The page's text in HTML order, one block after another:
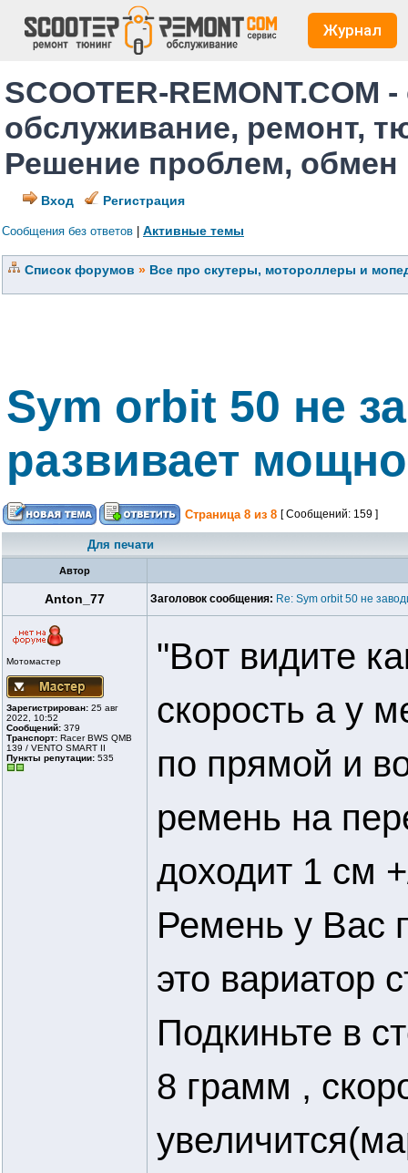
Журнал
SCOOTER-REMONT.COM
обслуживание, ремонт,
Решение проблем,
Вход Регистрация
Сообщения без ответов Активные темы
Список форумов » Все про скутеры, мотороллеры и
Sym orbit 50 не
развивает
Страница 8 из 8 [ Сообщений: 159 ]
Для печати
Автор
Anton_77 Заголовок сообщения: Re: Sym orbit 50 не
Мотомастер
Зарегистрирован: 25 авг
2022, 10:52
Сообщений: 379
Транспорт: Racer BWS QMB
139 / VENTO SMART II
Пункты репутации: 535
"Вот видите
скорость а у
по прямой и
ремень на
доходит 1 см
Ремень у Вас
это вариатор
Подкиньте в
8 грамм ,